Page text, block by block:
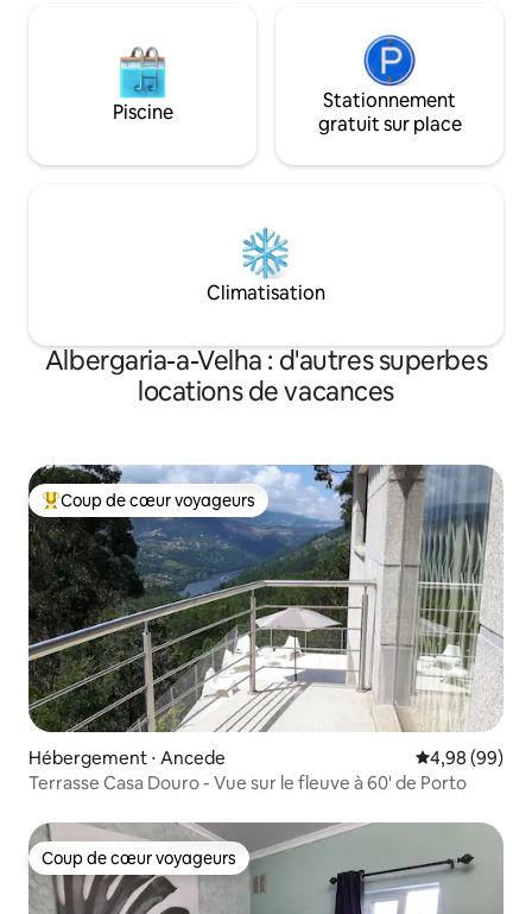
Piscine
Stationnement
gratuit sur place
Climatisation
Albergaria-a-Velha : d'autres superbes
locations de vacances
Coups de cœur voyageurs les plus appréciés
Coup de cœur voyageurs
Hébergement ⋅ Ancede Évaluation
4,98 (99)
Terrasse Casa Douro - Vue sur le fleuve à 60' de Porto
Coup de cœur voyageurs
Coup de cœur voyageurs